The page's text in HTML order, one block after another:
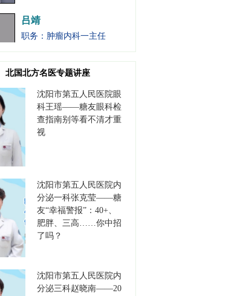
职务：肿瘤内科一主任
职称：主任医师
工作单位：沈阳市第五人民
医院【详情】
白东
职务：甲状腺肝胆肿瘤外科
主任
工作单位：沈阳市第五人民
医院
张烈
职务：胃肠肿瘤外科主任
职称：主任医师
工作单位：沈阳市第五人民
医院
李保军
北国北方名医专题讲座
沈阳市第五人民医院眼
科王瑶——糖友眼科检
查指南别等看不清才重
视
沈阳市第五人民医院内
分泌一科张克莹——糖
友“幸福警报”：40+、
肥胖、三高……你中招
了吗？
沈阳市第五人民医院内
分泌三科赵晓南——20